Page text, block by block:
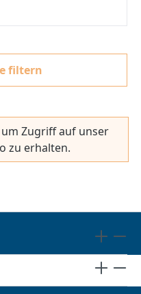
filtern
um Zugriff auf unser
zu erhalten.